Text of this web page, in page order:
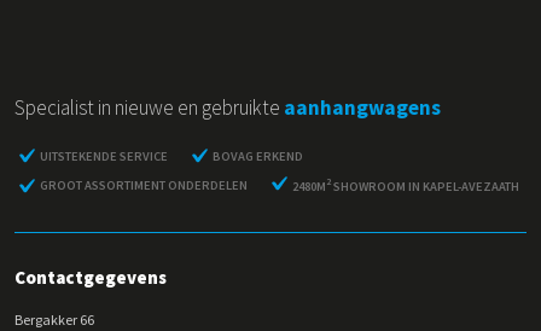
Specialist in nieuwe en gebruikte aanhangwagens
UITSTEKENDE SERVICE
BOVAG ERKEND
GROOT ASSORTIMENT ONDERDELEN
2480M 2SHOWROOM IN KAPEL-AVEZAATH
Contactgegevens
Bergakker 66